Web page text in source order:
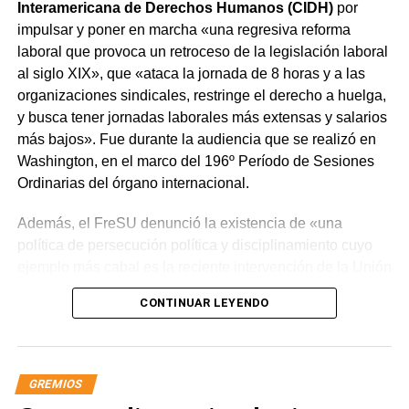
Interamericana de Derechos Humanos (CIDH)por
impulsar y poner en marcha «una regresiva reforma
laboral que provoca un retroceso de la legislación laboral
al siglo XIX», que «ataca la jornada de 8 horas y a las
organizaciones sindicales, restringe el derecho a huelga,
y busca tener jornadas laborales más extensas y salarios
más bajos». Fue durante la audiencia que se realizó en
Washington, en el marco del 196º Período de Sesiones
Ordinarias del órgano internacional.
Además, el FreSU denunció la existencia de «una
política de persecución política y disciplinamiento cuyo
Obrera Metalúrgica (UOM) y la persecución mediática,
gremial, jurídica y personal» desplegada por funcionarios
«El espíritu de esta reforma es beneficiar sólo a los
CONTINUAR LEYENDO
GREMIOS